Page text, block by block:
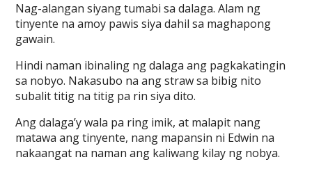
Nag-alangan siyang tumabi sa dalaga. Alam ng
tinyente na amoy pawis siya dahil sa maghapong
gawain.
Hindi naman ibinaling ng dalaga ang pagkakatingin
sa nobyo. Nakasubo na ang straw sa bibig nito
subalit titig na titig pa rin siya dito.
Ang dalaga’y wala pa ring imik, at malapit nang
matawa ang tinyente, nang mapansin ni Edwin na
nakaangat na naman ang kaliwang kilay ng nobya.